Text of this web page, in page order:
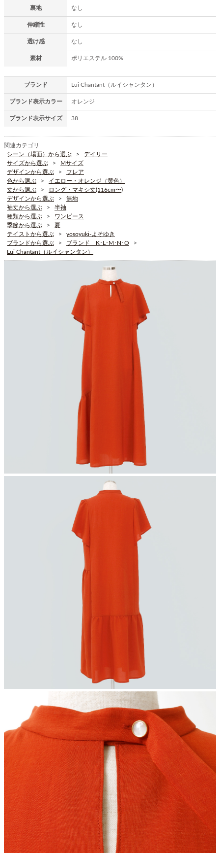
裏地 なし
伸縮性 なし
透け感 なし
素材 ポリエステル 100%
ブランド Lui Chantant（ルイシャンタン）
ブランド表示カラー オレンジ
ブランド表示サイズ 38
関連カテゴリ
シーン（場面）から選ぶ
デイリー
サイズから選ぶ
Mサイズ
デザインから選ぶ
フレア
色から選ぶ
イエロー・オレンジ（黄色）
丈から選ぶ
ロング・マキシ丈(116cm〜)
デザインから選ぶ
無地
袖丈から選ぶ
半袖
種類から選ぶ
ワンピース
季節から選ぶ
夏
テイストから選ぶ
yosoyuki-よそゆき
ブランドから選ぶ
ブランド K･L･M･N･O
Lui Chantant（ルイシャンタン）